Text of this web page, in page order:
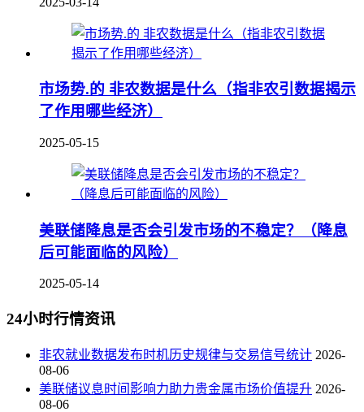
市场势.的 非农数据是什么（指非农引数据揭示
了作用哪些经济）
2025-05-15
美联储降息是否会引发市场的不稳定？（降息
后可能面临的风险）
2025-05-14
24小时行情资讯
非农就业数据发布时机历史规律与交易信号统计 2026-
08-06
美联储议息时间影响力助力贵金属市场价值提升 2026-
08-06